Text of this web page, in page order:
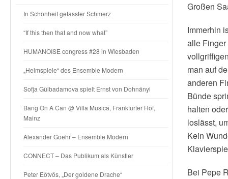
In Schönheit gefasster Schmerz
“If this then that and now what”
HUMANOISE congress #28 in Wiesbaden
„Heimspiele“ des Ensemble Modern
Sofja Gülbadamova spielt Ernst von Dohnányi
Bang On A Can @ Villa Musica, Frankfurter Hof,
Mainz
Alexander Goehr – Ensemble Modern
CONNECT – Das Publikum als Künstler
Peter Eötvös, „Der goldene Drache“
Großen
Immerhin
alle
man auf
anderen
Bünde
halten
loslässt,
Kein
Bei Pepe